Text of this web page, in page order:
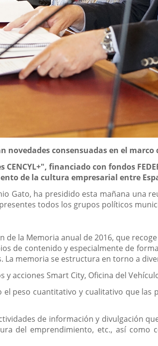
novedades consensuadas en el marco
financiado con fondos
de la cultura empresarial entre
Gato, ha presidido esta mañana una
todos los grupos políticos
la Memoria anual de 2016, que
de contenido y especialmente de
memoria se estructura en torno a
acciones Smart City, Oficina del
peso cuantitativo y cualitativo que
de información y divulgación
del emprendimiento, etc., así como